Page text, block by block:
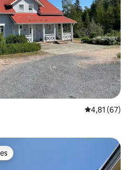
4,81 de uma
4,81 (67)
dos hóspedes